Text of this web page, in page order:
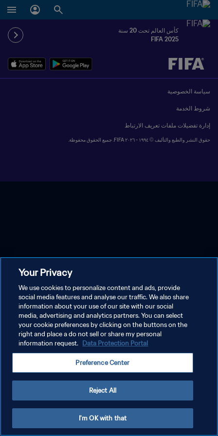
كأس العالم تحت 20 سنة
FIFA 2025
يُحدَّد لاحقاً ضد يُحدَّد لاحقاً
سياسة الخصوصية
شروط الخدمة
إدارة تفضيلات ملفات تعريف الارتباط
حقوق النشر والطبع والتأليف © ١٩٩٤ - ٢٠٢٦ FIFA. جميع الحقوق محفوظة.
Your Privacy
We use cookies to personalize content and ads, provide
social media features and analyse our traffic. We also share
information about your use of our site with our social
media, advertising and analytics partners. You can select
your cookie preferences by clicking on the buttons on the
right and place a do not sell or share my personal
information request. Data Protection Portal
Preference Center
Reject All
I'm OK with that